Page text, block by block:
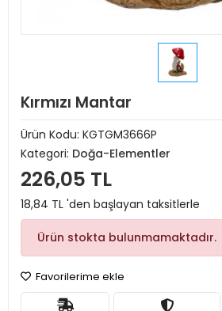
Kırmızı Mantar
Ürün Kodu: KGTGM3666P
Kategori: Doğa-Elementler
226,05 TL
18,84 TL 'den başlayan taksitlerle
Ürün stokta bulunmamaktadır.
Favorilerime ekle